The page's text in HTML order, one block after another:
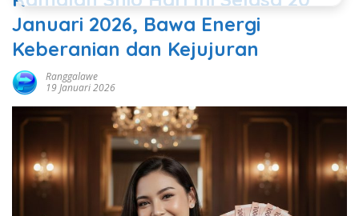
Januari 2026, Bawa Energi
Keberanian dan Kejujuran
Ranggalawe
19 Januari 2026